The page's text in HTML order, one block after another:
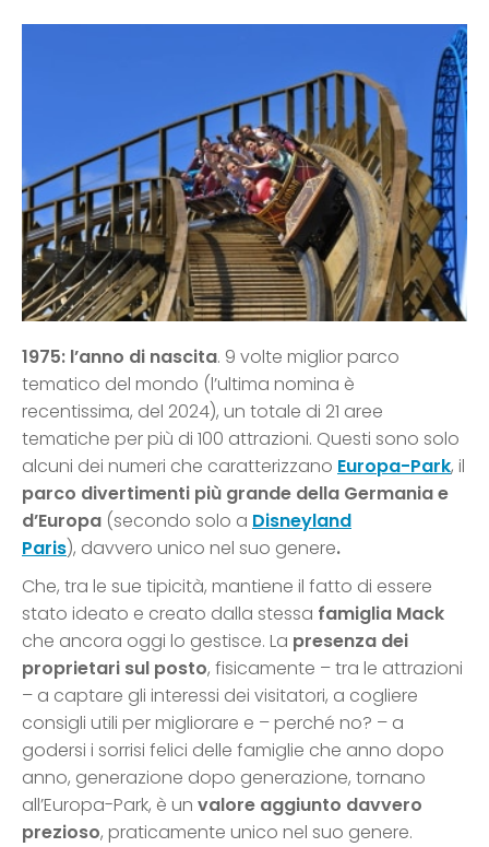
1975: l’anno di nascita. 9 volte miglior parco
tematico del mondo (l’ultima nomina è
recentissima, del 2024), un totale di 21 aree
tematiche per più di 100 attrazioni. Questi sono solo
alcuni dei numeri che caratterizzano Europa-Park, il
parco divertimenti più grande della Germania e
d’Europa (secondo solo a Disneyland
Paris), davvero unico nel suo genere.
Che, tra le sue tipicità, mantiene il fatto di essere
stato ideato e creato dalla stessa famiglia Mack
che ancora oggi lo gestisce. La presenza dei
proprietari sul posto, fisicamente – tra le attrazioni
– a captare gli interessi dei visitatori, a cogliere
consigli utili per migliorare e – perché no? – a
godersi i sorrisi felici delle famiglie che anno dopo
anno, generazione dopo generazione, tornano
all’Europa-Park, è un valore aggiunto davvero
prezioso, praticamente unico nel suo genere.